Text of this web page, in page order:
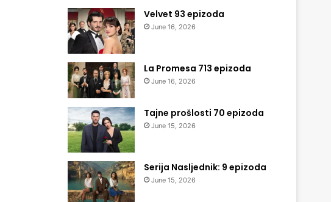
Velvet 93 epizoda
June 16, 2026
La Promesa 713 epizoda
June 16, 2026
Tajne prošlosti 70 epizoda
June 15, 2026
Serija Nasljednik: 9 epizoda
June 15, 2026